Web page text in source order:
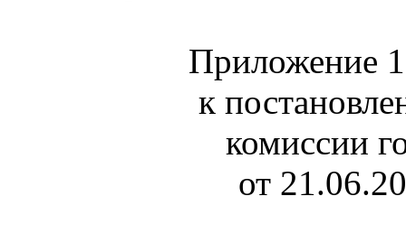
Приложение 1
к
комиссии
от